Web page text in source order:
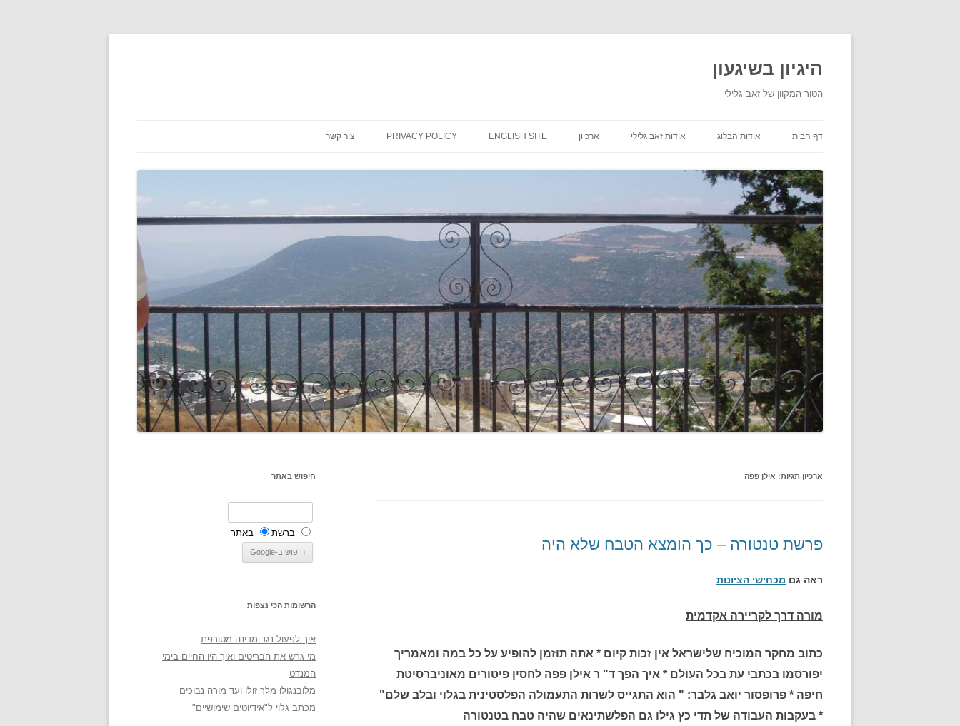
היגיון בשיגעון
הטור המקוון של זאב גלילי
דף הבית אודות הבלוג אודות זאב גלילי ארכיון ENGLISH SITE
PRIVACY POLICY צור קשר
ארכיון תגיות: אילן פפה
פרשת טנטורה – כך הומצא הטבח שלא היה
ראה גם מכחישי הציונות
מורה דרך לקריירה אקדמית
כתוב מחקר המוכיח שלישראל אין זכות קיום * אתה תוזמן להופיע על כל במה ומאמריך
יפורסמו בכתבי עת בכל העולם * איך הפך ד" ר אילן פפה לחסין פיטורים מאוניברסיטת
חיפה * פרופסור יואב גלבר: " הוא התגייס לשרות התעמולה הפלסטינית בגלוי ובלב שלם"
* בעקבות העבודה של תדי כץ גילו גם הפלשתינאים שהיה טבח בטנטורה
חיפוש באתר
ברשת באתר
הרשומות הכי נצפות
איך לפעול נגד מדינה מטורפת
מי גרש את הבריטים ואיך היו החיים בימי
המנדט
מלובנגולו מלך זולו ועד מורה נבוכים
מכתב גלוי ל"אידיוטים שימושיים"